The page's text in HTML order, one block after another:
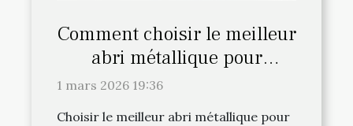
Comment choisir le meilleur
abri métallique pour
fumeurs ?
1 mars 2026 19:36
Choisir le meilleur abri métallique pour